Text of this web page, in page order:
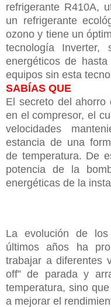
refrigerante R410A,
un refrigerante
ozono y tiene un
tecnología Inverter,
energéticos de
equipos sin esta
SABÍAS QUE
El secreto del ahorro
en el compresor, el
velocidades
estancia de una
de temperatura. De
potencia de la
energéticas de la
La evolución de
últimos años ha
trabajar a diferentes
off” de parada y
temperatura, sino
a mejorar el